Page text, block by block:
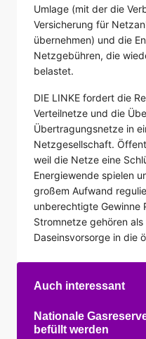
Umlage (mit der die
Versicherung für
übernehmen) und die
Netzgebühren, die
belastet.
DIE LINKE fordert die
Verteilnetze und die
Übertragungsnetze in
Netzgesellschaft.
weil die Netze eine
Energiewende spielen
großem Aufwand
unberechtigte Gewinne
Stromnetze gehören
Daseinsvorsorge in die
Auch interessant
Nationale
befüllt werden